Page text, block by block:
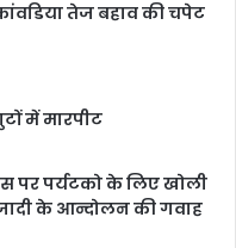
तेज बहाव की चपेट
में मारपीट
पर पर्यटको के लिए खोली
के आन्दोलन की गवाह